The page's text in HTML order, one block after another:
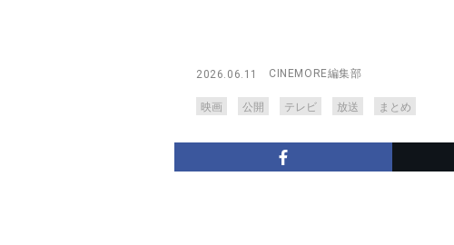
2026.06.11 CINEMORE編集部
映画 公開 テレビ 放送 まとめ